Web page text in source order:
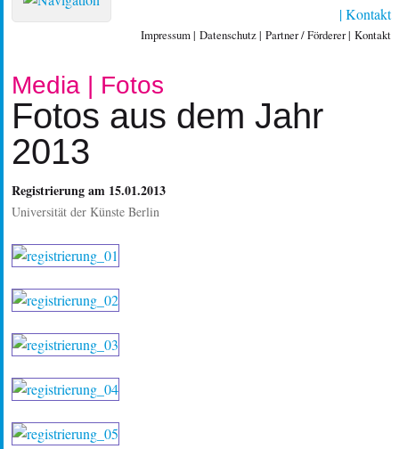
Kontakt
Impressum Datenschutz Partner / Förderer Kontakt
Media | Fotos
Fotos aus dem Jahr
2013
Registrierung am 15.01.2013
Universität der Künste Berlin